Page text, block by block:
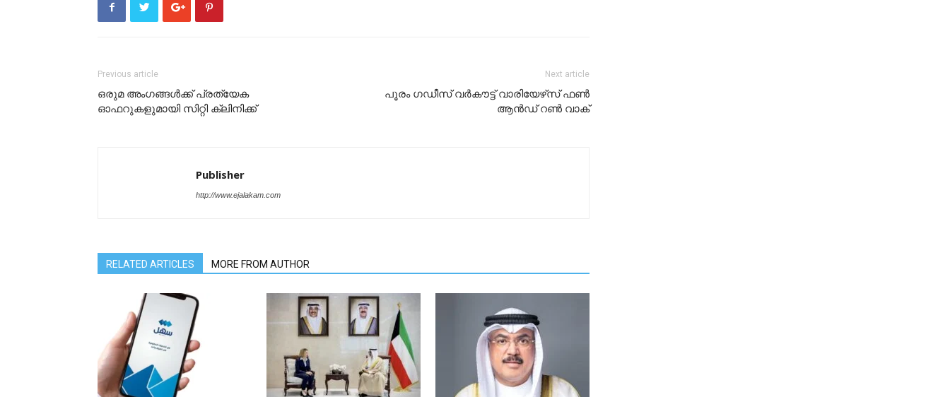
Previous article
ഒരുമ അംഗങ്ങൾക്ക് പ്രത്യേക
ഓഫറുകളുമായി സിറ്റി ക്ലിനിക്ക്
Next article
പൂരം ഗഡീസ് വർകൗട്ട് വാരിയേഴ്‌സ് ഫൺ
ആൻഡ് റൺ വാക്
Publisher
http://www.ejalakam.com
RELATED ARTICLES MORE FROM AUTHOR